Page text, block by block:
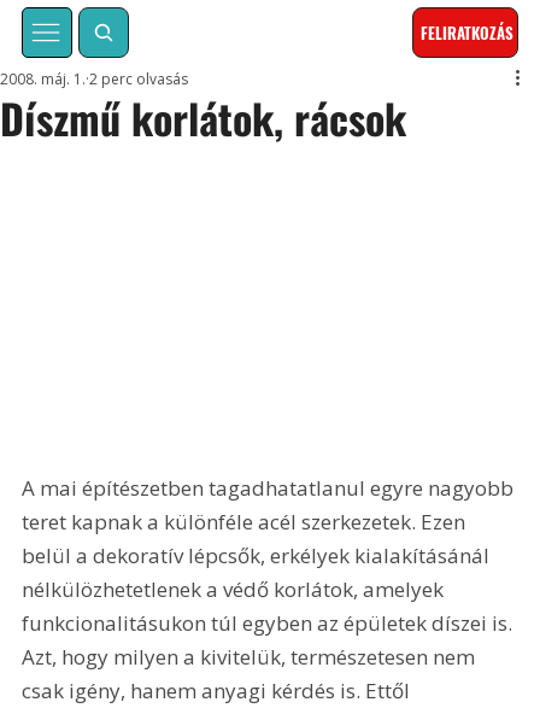
FELIRATKOZÁS
Díszmű korlátok, rácsok
2008. máj. 1. 2 perc olvasás
A mai építészetben tagadhatatlanul egyre nagyobb
teret kapnak a különféle acél szerkezetek. Ezen
belül a dekoratív lépcsők, erkélyek kialakításánál
nélkülözhetetlenek a védő korlátok, amelyek
funkcionalitásukon túl egyben az épületek díszei is.
Azt, hogy milyen a kivitelük, természetesen nem
csak igény, hanem anyagi kérdés is. Ettől